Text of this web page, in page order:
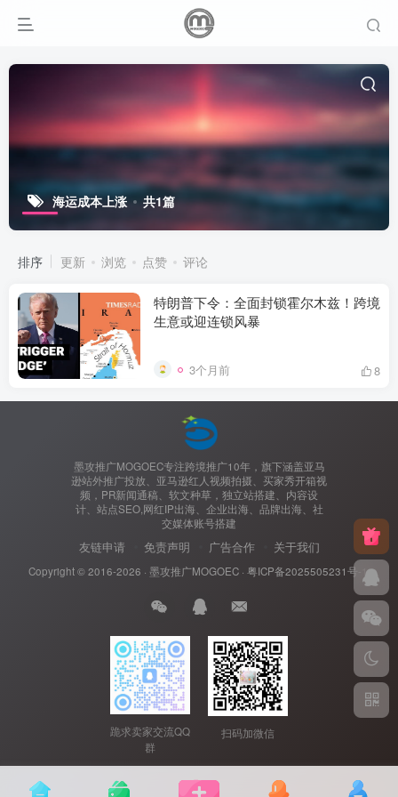
海运成本上涨 共1篇
排序 更新 浏览 点赞 评论
特朗普下令：全面封锁霍尔木兹！跨境
生意或迎连锁风暴
3个月前 8
墨攻推广MOGOEC专注跨境推广10年，旗下涵盖亚马
逊站外推广投放、亚马逊红人视频拍摄、买家秀开箱视
频，PR新闻通稿、软文种草，独立站搭建、内容设
计、站点SEO,网红IP出海、企业出海、品牌出海、社
交媒体账号搭建
友链申请 免责声明 广告合作 关于我们
Copyright © 2016-2026 · 墨攻推广MOGOEC· 粤ICP备2025505231号-1.
跪求卖家交流QQ
群
扫码加微信